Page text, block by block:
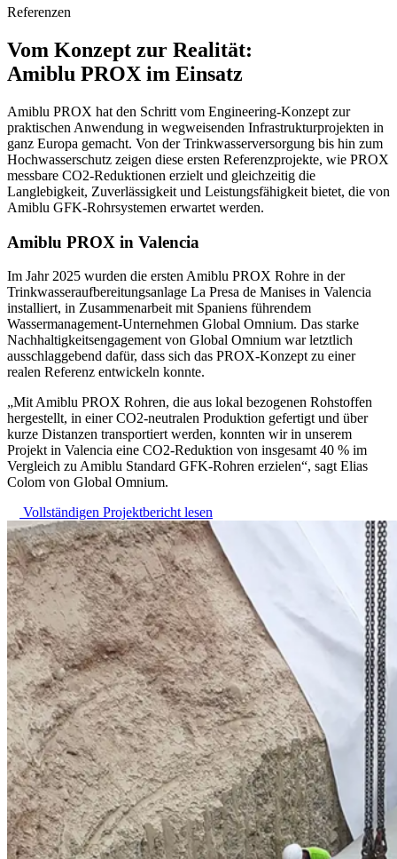
Referenzen
Vom Konzept zur Realität:
Amiblu PROX im Einsatz
Amiblu PROX hat den Schritt vom Engineering‑Konzept zur
praktischen Anwendung in wegweisenden Infrastrukturprojekten in
ganz Europa gemacht. Von der Trinkwasserversorgung bis hin zum
Hochwasserschutz zeigen diese ersten Referenzprojekte, wie PROX
messbare CO2‑Reduktionen erzielt und gleichzeitig die
Langlebigkeit, Zuverlässigkeit und Leistungsfähigkeit bietet, die von
Amiblu GFK‑Rohrsystemen erwartet werden.
Amiblu PROX in Valencia
Im Jahr 2025 wurden die ersten Amiblu PROX Rohre in der
Trinkwasseraufbereitungsanlage La Presa de Manises in Valencia
installiert, in Zusammenarbeit mit Spaniens führendem
Wassermanagement-Unternehmen Global Omnium. Das starke
Nachhaltigkeitsengagement von Global Omnium war letztlich
ausschlaggebend dafür, dass sich das PROX‑Konzept zu einer
realen Referenz entwickeln konnte.
„Mit Amiblu PROX Rohren, die aus lokal bezogenen Rohstoffen
hergestellt, in einer CO2‑neutralen Produktion gefertigt und über
kurze Distanzen transportiert werden, konnten wir in unserem
Projekt in Valencia eine CO2‑Reduktion von insgesamt 40 % im
Vergleich zu Amiblu Standard GFK-Rohren erzielen“, sagt Elias
Colom von Global Omnium.
Vollständigen Projektbericht lesen